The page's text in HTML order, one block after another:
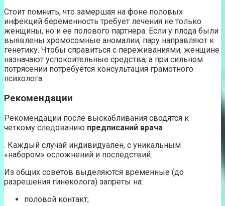
Стоит помнить, что замершая на фоне половых
инфекций беременность требует лечения не только
женщины, но и ее полового партнера. Если у плода были
выявлены хромосомные аномалии, пару направляют к
генетику. Чтобы справиться с переживаниями, женщине
назначают успокоительные средства, а при сильном
потрясении потребуется консультация грамотного
психолога.
Рекомендации
Рекомендации после выскабливания сводятся к
четкому следованию предписаний врача
. Каждый случай индивидуален, с уникальным
«набором» осложнений и последствий.
Из общих советов выделяются временные (до
разрешения гинеколога) запреты на:
половой контакт;